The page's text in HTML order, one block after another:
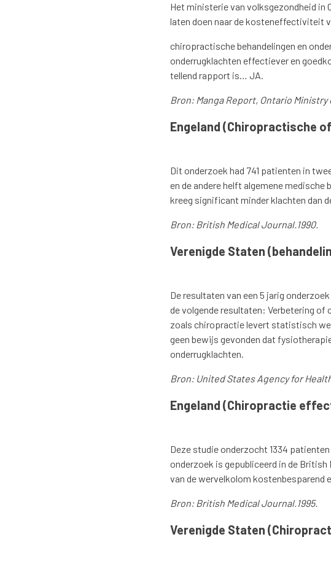
Het ministerie van volksgezondheid in
laten doen naar de kosteneffectiviteit
chiropractische behandelingen en
onderrugklachten effectiever en
tellend rapport is… JA.
Bron: Manga Report, Ontario Ministry
Engeland (Chiropractische
Dit onderzoek had 741 patienten in
en de andere helft algemene medische
kreeg significant minder klachten dan
Bron: British Medical Journal.1990.
Verenigde Staten
De resultaten van een 5 jarig
de volgende resultaten: Verbetering of
zoals chiropractie levert statistisch
geen bewijs gevonden dat
onderrugklachten.
Bron: United States Agency for
Engeland (Chiropractie
Deze studie onderzocht 1334
onderzoek is gepubliceerd in de
van de wervelkolom
Bron: British Medical Journal.1995.
Verenigde Staten